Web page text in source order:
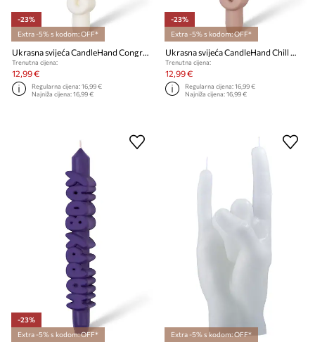
-23%
Extra -5% s kodom: OFF*
Ukrasna svijeća CandleHand Congrats 23 cm
Trenutna cijena:
12,99 €
Regularna cijena:16,99 €
Najniža cijena:16,99 €
-23%
Extra -5% s kodom: OFF*
Ukrasna svijeća CandleHand Chill Out 23 cm
Trenutna cijena:
12,99 €
Regularna cijena:16,99 €
Najniža cijena:16,99 €
-23%
Extra -5% s kodom: OFF*
Extra -5% s kodom: OFF*